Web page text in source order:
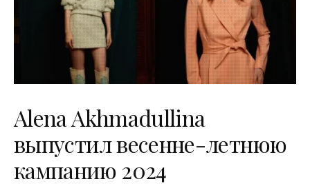
Alena Akhmadullina
выпустил весенне-летнюю
кампанию 2024